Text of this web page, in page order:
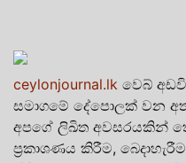
ceylonjournal.lk වෙබ්
සමාගමේ දේපොලක් වන
අපගේ ලිඛිත අවසරයකින්
ප්‍රකාශණය කිරීම,